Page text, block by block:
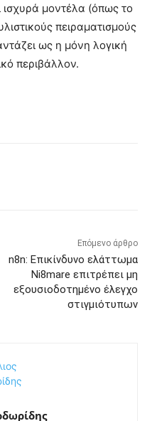
ισχυρά μοντέλα (όπως το
πειραματισμούς
ως η μόνη λογική
περιβάλλον.
Επόμενο άρθρο
n8n: Επικίνδυνο ελάττωμα
Ni8mare επιτρέπει μη
εξουσιοδοτημένο έλεγχο
στιγμιότυπων